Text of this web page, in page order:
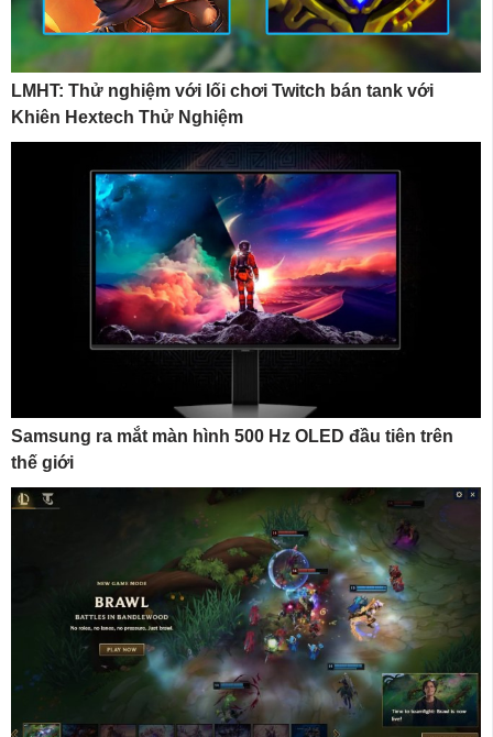
LMHT: Thử nghiệm với lối chơi Twitch bán tank với
Khiên Hextech Thử Nghiệm
Samsung ra mắt màn hình 500 Hz OLED đầu tiên trên
thế giới